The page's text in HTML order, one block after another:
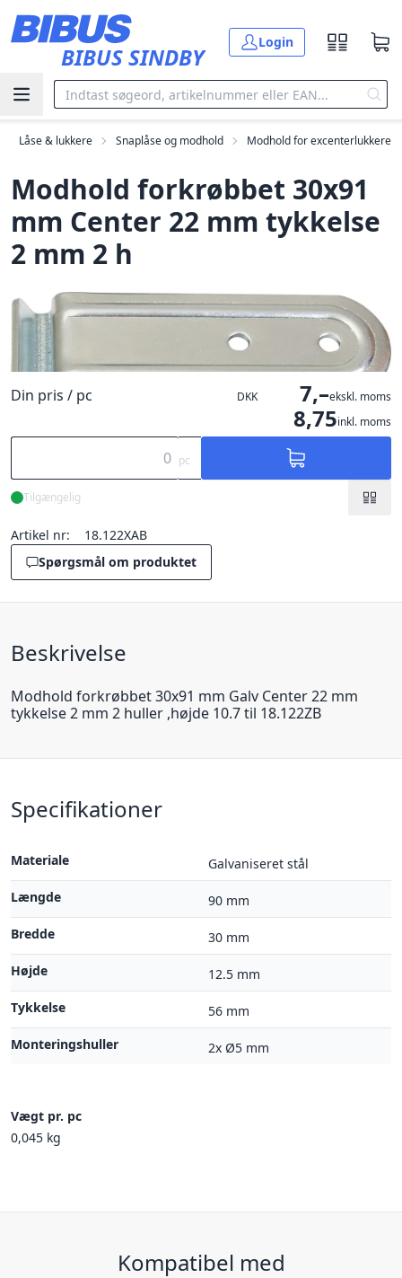
BIBUS SINDBY
Login
Låse & lukkere Snaplåse og modhold Modhold for excenterlukkere
Modhold forkrøbbet 30x91
mm Center 22 mm tykkelse
2 mm 2 h
Din pris / pc DKK 7,–ekskl. moms
8,75inkl. moms
pc
Tilgængelig
Artikel nr:
18.122XAB
Spørgsmål om produktet
Beskrivelse
Modhold forkrøbbet 30x91 mm Galv Center 22 mm
tykkelse 2 mm 2 huller ,højde 10.7 til 18.122ZB
Specifikationer
Materiale
Galvaniseret stål
Længde
90 mm
Bredde
30 mm
Højde
12.5 mm
Tykkelse
56 mm
Monteringshuller
2x Ø5 mm
Vægt pr. pc
0,045 kg
Kompatibel med